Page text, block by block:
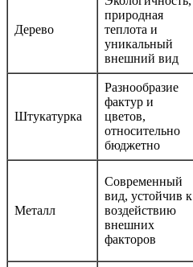
Дерево
природная
теплота и
уникальный
внешний вид
Штукатурка
Разнообразие
фактур и
цветов,
относительно
бюджетно
Металл
Современный
вид, устойчив к
воздействию
внешних
факторов